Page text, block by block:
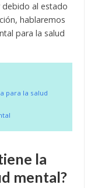
debido al estado
hablaremos
para la salud
para la salud
la
mental?